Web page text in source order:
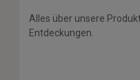
Alles über unsere
Entdeckungen.